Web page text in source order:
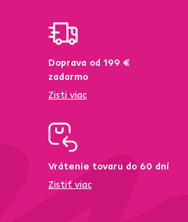
Doprava od 199 €
zadarmo
Zisti viac
Vrátenie tovaru do 60 dní
Zistiť viac